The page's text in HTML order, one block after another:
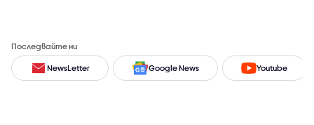
Последвайте ни
NewsLetter Google News Youtube